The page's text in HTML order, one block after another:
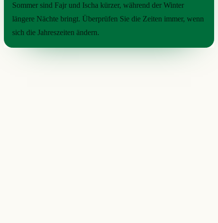
Sommer sind Fajr und Ischa kürzer, während der Winter
längere Nächte bringt. Überprüfen Sie die Zeiten immer, wenn
sich die Jahreszeiten ändern.